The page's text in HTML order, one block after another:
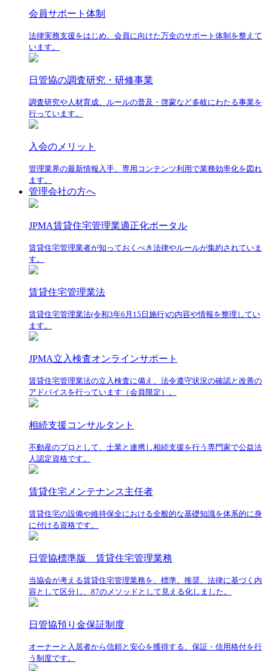
会員サポート体制
法律実務支援をはじめ、会員に向けた万全のサポート体制を整えて
います。
日管協の調査研究・研修事業
調査研究や人材育成、ルールの普及・啓蒙など多岐にわたる事業を
行っています。
入会のメリット
管理業界の最新情報入手、専用コンテンツ利用で業務効率化を図れ
ます。
管理会社の方へ
JPMA賃貸住宅管理業適正化ポータル
賃貸住宅管理業者が知っておくべき法律やルールが集約されていま
す。
賃貸住宅管理業法
賃貸住宅管理業法(令和3年6月15日施行)の内容や情報を整理してい
ます。
JPMA立入検査オンラインサポート
賃貸住宅管理業法の立入検査に備え、法令遵守状況の確認と改善の
アドバイスを行っています（会員限定）。
相続支援コンサルタント
不動産のプロとして、士業と連携し相続支援を行う専門家で公益法
人認定資格です。
賃貸住宅メンテナンス主任者
賃貸住宅の設備や維持保全における全般的な基礎知識を体系的に身
に付ける資格です。
日管協標準版 賃貸住宅管理業務
当協会が考える賃貸住宅管理業務を、標準、推奨、法律に基づく内
容として区分し、87のメソッドとして見える化しました。
日管協預り金保証制度
オーナーと入居者から信頼と安心を獲得する、保証・信用格付を行
う制度です。